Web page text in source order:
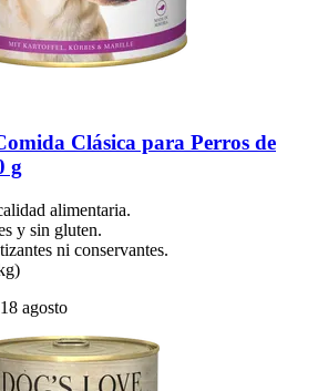
Clásica para Perros de
g
alimentaria.
y sin gluten.
ni conservantes.
agosto